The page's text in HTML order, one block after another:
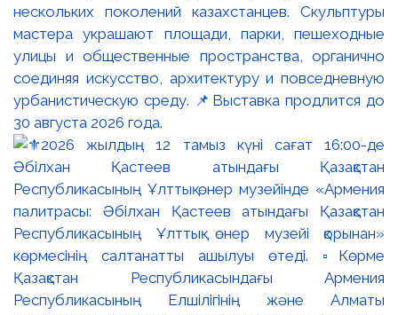
нескольких поколений казахстанцев. Скульптуры
мастера украшают площади, парки, пешеходные
улицы и общественные пространства, органично
соединяя искусство, архитектуру и повседневную
урбанистическую среду. 📌Выставка продлится до
30 августа 2026 года.